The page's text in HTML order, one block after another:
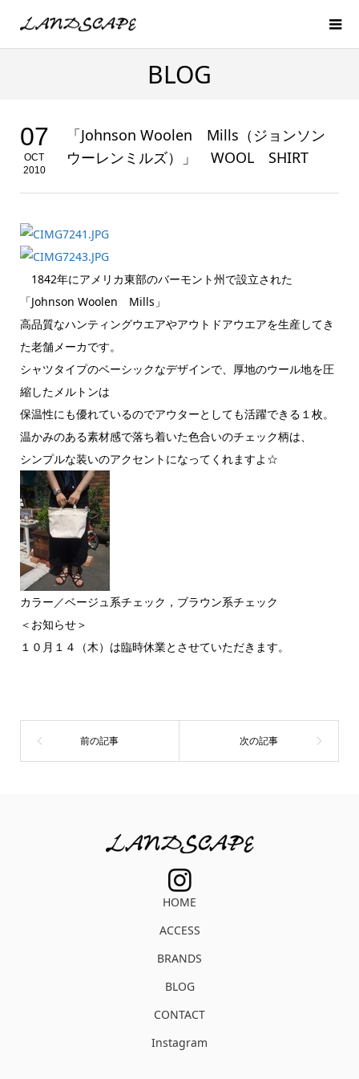
BLOG
07
OCT
2010
「Johnson Woolen Mills（ジョンソン
ウーレンミルズ）」 WOOL SHIRT
1842年にアメリカ東部のバーモント州で設立された
「Johnson Woolen Mills」
高品質なハンティングウエアやアウトドアウエアを生産してき
た老舗メーカです。
シャツタイプのベーシックなデザインで、厚地のウール地を圧
縮したメルトンは
保温性にも優れているのでアウターとしても活躍できる１枚。
温かみのある素材感で落ち着いた色合いのチェック柄は、
シンプルな装いのアクセントになってくれますよ☆
カラー／ベージュ系チェック，ブラウン系チェック
＜お知らせ＞
１０月１４（木）は臨時休業とさせていただきます。
HOME
ACCESS
BRANDS
BLOG
CONTACT
Instagram